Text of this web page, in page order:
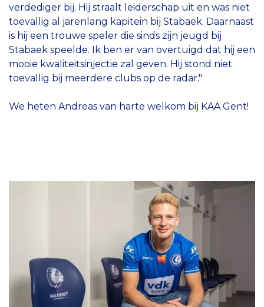
verdediger bij. Hij straalt leiderschap uit en was niet
toevallig al jarenlang kapitein bij Stabaek. Daarnaast
is hij een trouwe speler die sinds zijn jeugd bij
Stabaek speelde. Ik ben er van overtuigd dat hij een
mooie kwaliteitsinjectie zal geven. Hij stond niet
toevallig bij meerdere clubs op de radar."
We heten Andreas van harte welkom bij KAA Gent!